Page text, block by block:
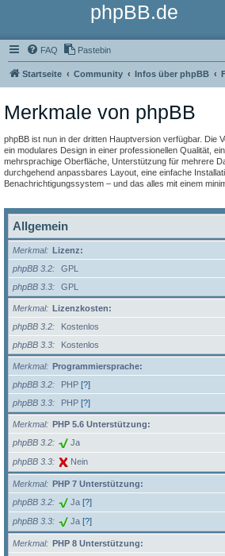
phpBB.de
FAQ Pastebin
Startseite Community Infos über phpBB
Merkmale von phpBB
phpBB ist nun in der dritten Hauptversion verfügbar. Die
ein modulares Design in einer professionellen Qualität,
mehrsprachige Oberfläche, Unterstützung für mehrere
durchgehend anpassbares Layout, eine einfache
Benachrichtigungssystem – und das alles mit einem
Allgemein
Merkmal
Lizenz:
phpBB 3.2
GPL
phpBB 3.3
GPL
Merkmal
Lizenzkosten:
phpBB 3.2
Kostenlos
phpBB 3.3
Kostenlos
Merkmal
Programmiersprache:
phpBB 3.2
PHP [?]
phpBB 3.3
PHP [?]
Merkmal
PHP 5.6 Unterstützung:
phpBB 3.2
Ja
phpBB 3.3 Nein
Merkmal
PHP 7 Unterstützung:
phpBB 3.2
Ja [?]
phpBB 3.3 Ja [?]
Merkmal
PHP 8 Unterstützung: